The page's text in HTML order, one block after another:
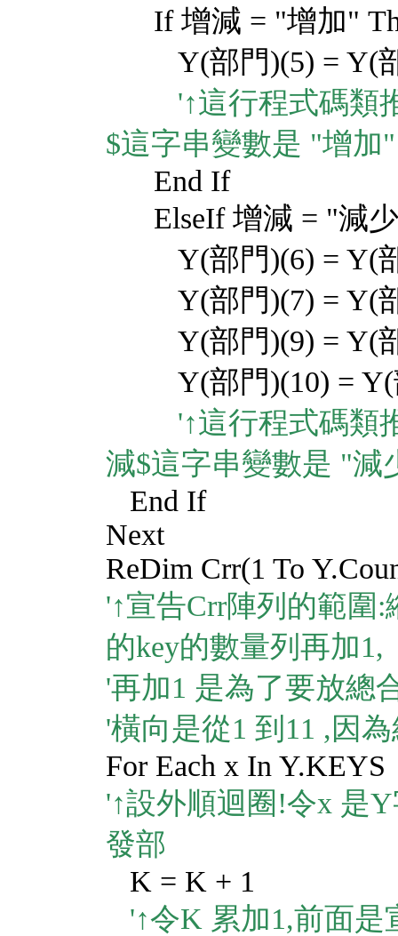
If 增減 = "增加"
Y(部門)(5) = Y(部
'↑這行程式碼類
$這字串變數是 "增加"
End If
ElseIf 增減 = "減少
Y(部門)(6) = Y(部
Y(部門)(7) = Y(部
Y(部門)(9) = Y(
Y(部門)(10) = Y(
'↑這行程式碼類
減$這字串變數是 "減
End If
Next
ReDim Crr(1 To
'↑宣告Crr陣列的範圍
的key的數量列再加1,
'再加1 是為了要放總
'橫向是從1 到11 ,因
For Each x In Y.KEYS
'↑設外順迴圈!令x 是
發部
K = K + 1
'↑令K 累加1,前面是